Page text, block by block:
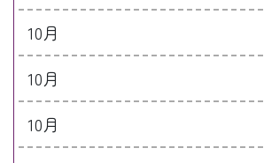
10月
10月
10月